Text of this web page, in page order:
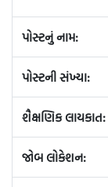
પોસ્ટનું નામ:
પોસ્ટની સંખ્યા:
શૈક્ષણિક લાયકાત:
જોબ લોકેશન: